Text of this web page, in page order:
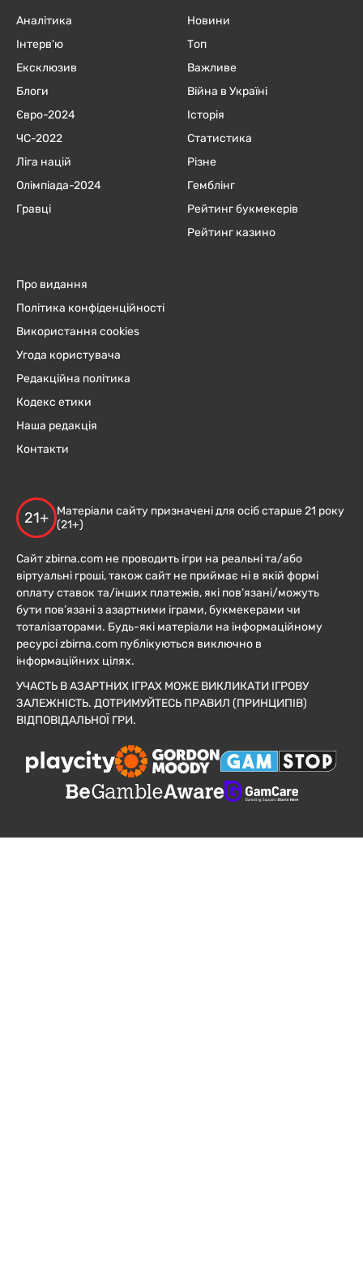
Аналітика
Інтерв'ю
Ексклюзив
Блоги
Євро-2024
ЧC-2022
Ліга націй
Олімпіада-2024
Гравці
Новини
Топ
Важливе
Війна в Україні
Історія
Статистика
Різне
Гемблінг
Рейтинг букмекерів
Рейтинг казино
Про видання
Політика конфіденційності
Використання cookies
Угода користувача
Редакційна політика
Кодекс етики
Наша редакція
Контакти
21+
Матеріали сайту призначені для осіб старше 21 року
(21+)
Сайт zbirna.com не проводить ігри на реальні та/або
віртуальні гроші, також сайт не приймає ні в якій формі
оплату ставок та/інших платежів, які пов’язані/можуть
бути пов’язані з азартними іграми, букмекерами чи
тоталізаторами. Будь-які матеріали на інформаційному
ресурсі zbirna.com публікуються виключно в
інформаційних цілях.
УЧАСТЬ В АЗАРТНИХ ІГРАХ МОЖЕ ВИКЛИКАТИ ІГРОВУ
ЗАЛЕЖНІСТЬ. ДОТРИМУЙТЕСЬ ПРАВИЛ (ПРИНЦИПІВ)
ВІДПОВІДАЛЬНОЇ ГРИ.